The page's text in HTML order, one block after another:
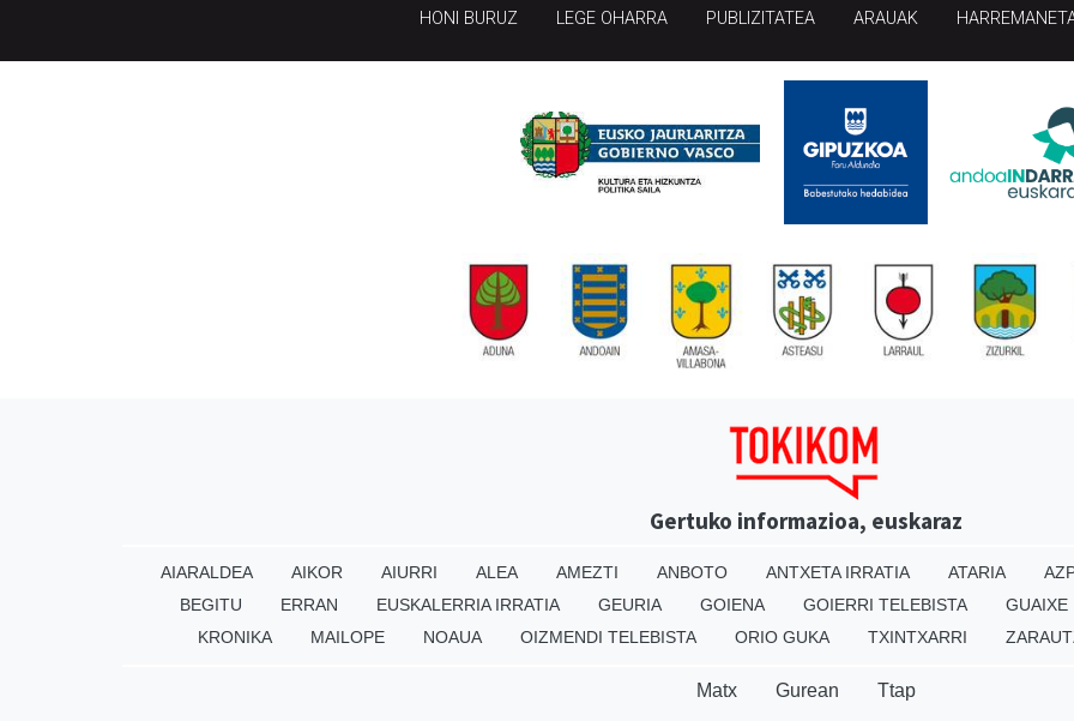
HONI BURUZ LEGE OHARRA PUBLIZITATEA ARAUAK
Gertuko informazioa, euskaraz
AIARALDEA AIKOR AIURRI ALEA AMEZTI ANBOTO ANTXETA IRRATIA ATARIA
BEGITU
ERRAN EUSKALERRIA IRRATIA GEURIA GOIENA GOIERRI TELEBISTA GUAIXE
KRONIKA
MAILOPE NOAUA OIZMENDI TELEBISTA ORIO GUKA TXINTXARRI
Matx Gurean Ttap